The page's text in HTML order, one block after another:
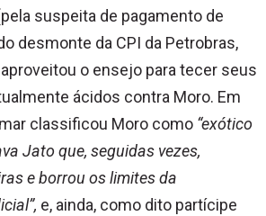
suspeita de pagamento de
desmonte da CPI da Petrobras,
o ensejo para tecer seus
ácidos contra Moro. Em
classificou Moro como “exótico
Jato que, seguidas vezes,
e borrou os limites da
e, ainda, como dito partícipe